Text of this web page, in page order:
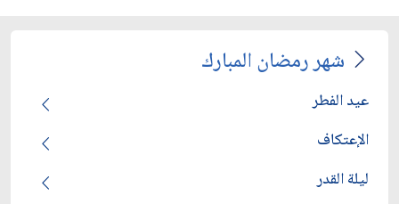
شهر رمضان المبارك
عيد الفطر
الإعتكاف
ليلة القدر